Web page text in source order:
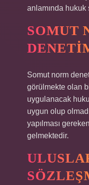
anlamında
SOMUT
Somut norm
görülmekte olan
uygulanacak
uygun olup
yapılması
gelmektedir.